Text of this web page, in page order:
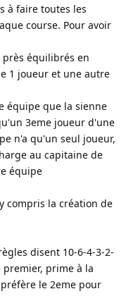
à faire toutes les
course. Pour avoir
équilibrés en
1 joueur et une autre
équipe que la sienne
3eme joueur d'une
n'a qu'un seul joueur,
au capitaine de
équipe
compris la création de
disent 10-6-4-3-2-
premier, prime à la
le 2eme pour